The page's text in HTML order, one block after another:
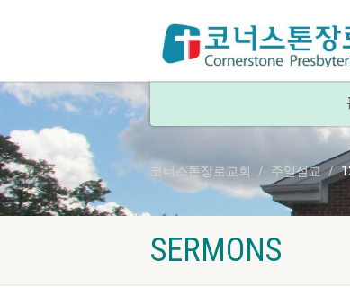
코너스톤장로교회 주일설교
SERMONS